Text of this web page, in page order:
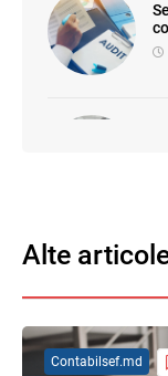
Alte
Contabilsef.md